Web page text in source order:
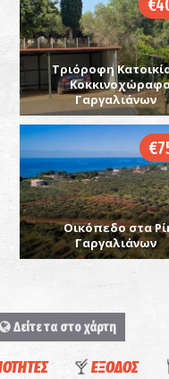
Τριόροφη
Γαργαλιάνων
Οικόπεδο στα
Γαργαλιάνων
Δείτε τα στο χάρτη
ΕΞΟΔΟΣ